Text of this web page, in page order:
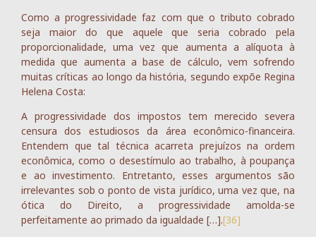
Como a progressividade faz com que o tributo cobrado
seja maior do que aquele que seria cobrado pela
proporcionalidade, uma vez que aumenta a alíquota à
medida que aumenta a base de cálculo, vem sofrendo
muitas críticas ao longo da história, segundo expõe Regina
Helena Costa:
A progressividade dos impostos tem merecido severa
censura dos estudiosos da área econômico-financeira.
Entendem que tal técnica acarreta prejuízos na ordem
econômica, como o desestímulo ao trabalho, à poupança
e ao investimento. Entretanto, esses argumentos são
irrelevantes sob o ponto de vista jurídico, uma vez que, na
ótica do Direito, a progressividade amolda-se
perfeitamente ao primado da igualdade […].[36]